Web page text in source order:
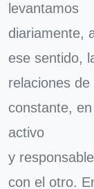
levantamos
diariamente,
ese sentido,
relaciones
constante,
activo
y
con el otro.